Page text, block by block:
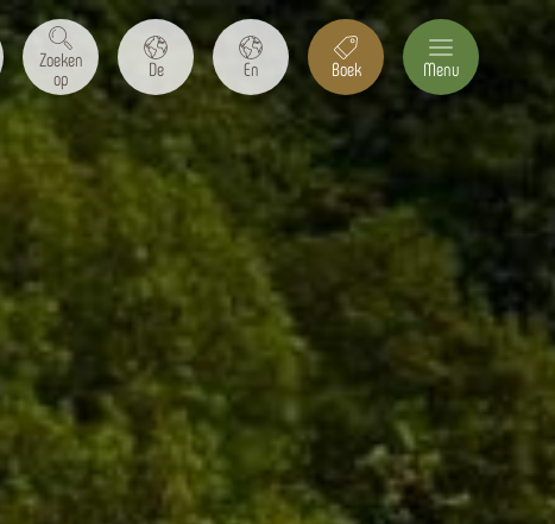
Zoeken
op
De En Boek Menu